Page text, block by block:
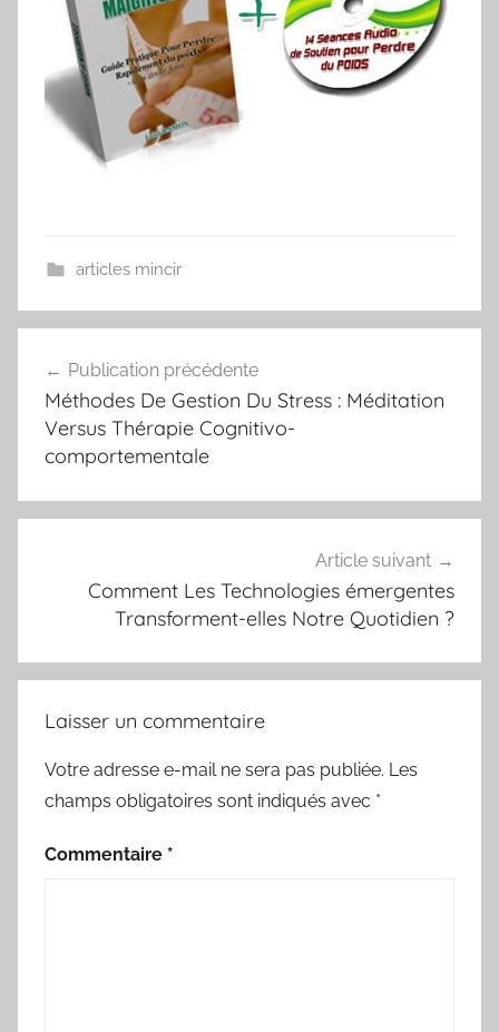
articles mincir
de
l’article
Publication précédente
Méthodes De Gestion Du Stress : Méditation
Versus Thérapie Cognitivo-
comportementale
Article suivant
Comment Les Technologies émergentes
Transforment-elles Notre Quotidien ?
Laisser un commentaire
Votre adresse e-mail ne sera pas publiée. Les
champs obligatoires sont indiqués avec *
Commentaire *